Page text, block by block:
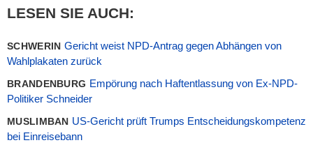
LESEN SIE AUCH:
SCHWERIN Gericht weist NPD-Antrag gegen Abhängen von
Wahlplakaten zurück
BRANDENBURG Empörung nach Haftentlassung von Ex-NPD-
Politiker Schneider
MUSLIMBAN US-Gericht prüft Trumps Entscheidungskompetenz
bei Einreisebann